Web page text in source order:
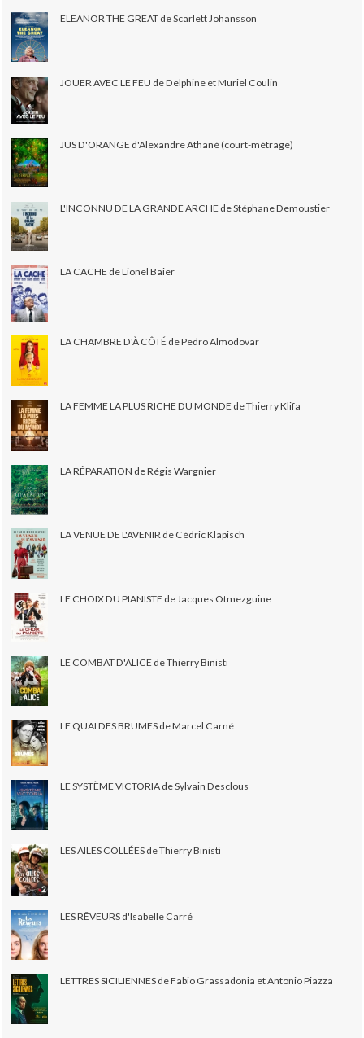
ELEANOR THE GREAT de Scarlett Johansson
JOUER AVEC LE FEU de Delphine et Muriel Coulin
JUS D'ORANGE d'Alexandre Athané (court-métrage)
L'INCONNU DE LA GRANDE ARCHE de Stéphane Demoustier
LA CACHE de Lionel Baier
LA CHAMBRE D'À CÔTÉ de Pedro Almodovar
LA FEMME LA PLUS RICHE DU MONDE de Thierry Klifa
LA RÉPARATION de Régis Wargnier
LA VENUE DE L'AVENIR de Cédric Klapisch
LE CHOIX DU PIANISTE de Jacques Otmezguine
LE COMBAT D'ALICE de Thierry Binisti
LE QUAI DES BRUMES de Marcel Carné
LE SYSTÈME VICTORIA de Sylvain Desclous
LES AILES COLLÉES de Thierry Binisti
LES RÊVEURS d'Isabelle Carré
LETTRES SICILIENNES de Fabio Grassadonia et Antonio Piazza